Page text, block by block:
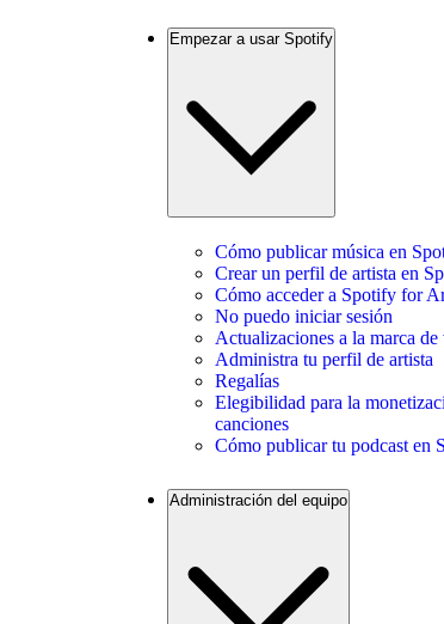
Empezar a usar Spotify
Cómo publicar música en
Crear un perfil de artista en
Cómo acceder a Spotify for
No puedo iniciar sesión
Actualizaciones a la marca
Administra tu perfil de artista
Regalías
Elegibilidad para la
canciones
Cómo publicar tu podcast en
Administración del equipo